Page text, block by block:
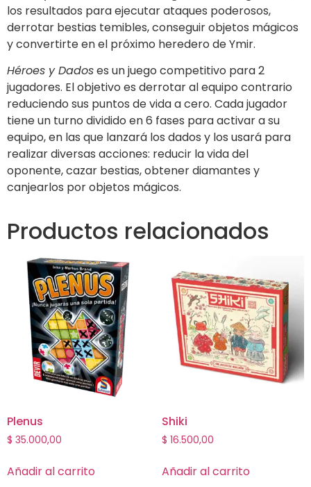
los resultados para ejecutar ataques poderosos,
derrotar bestias temibles, conseguir objetos mágicos
y convertirte en el próximo heredero de Ymir.
Héroes y Dadoses un juego competitivo para 2
jugadores. El objetivo es derrotar al equipo contrario
reduciendo sus puntos de vida a cero. Cada jugador
tiene un turno dividido en 6 fases para activar a su
equipo, en las que lanzará los dados y los usará para
realizar diversas acciones: reducir la vida del
oponente, cazar bestias, obtener diamantes y
canjearlos por objetos mágicos.
Productos relacionados
Plenus
$ 35.000,00
Añadir al carrito
Shiki
$ 16.500,00
Añadir al carrito